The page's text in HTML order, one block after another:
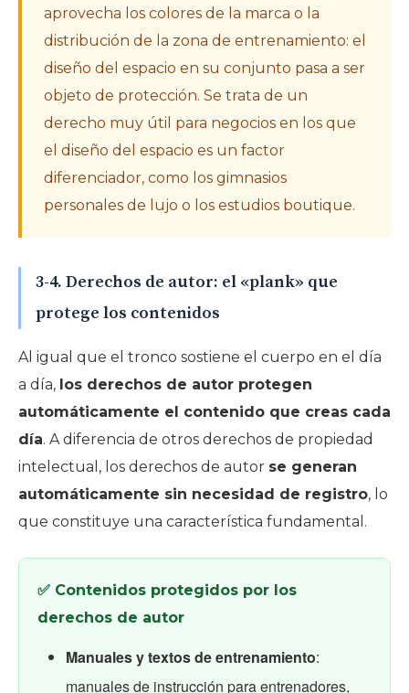
aprovecha los colores de la marca o la
distribución de la zona de entrenamiento: el
diseño del espacio en su conjunto pasa a ser
objeto de protección. Se trata de un
derecho muy útil para negocios en los que
el diseño del espacio es un factor
diferenciador, como los gimnasios
personales de lujo o los estudios boutique.
3-4. Derechos de autor: el «plank» que
protege los contenidos
Al igual que el tronco sostiene el cuerpo en el día
a día, los derechos de autor protegen
automáticamente el contenido que creas cada
día. A diferencia de otros derechos de propiedad
intelectual, los derechos de autor se generan
automáticamente sin necesidad de registro, lo
que constituye una característica fundamental.
✅ Contenidos protegidos por los
derechos de autor
Manuales y textos de entrenamiento:
manuales de instrucción para entrenadores,